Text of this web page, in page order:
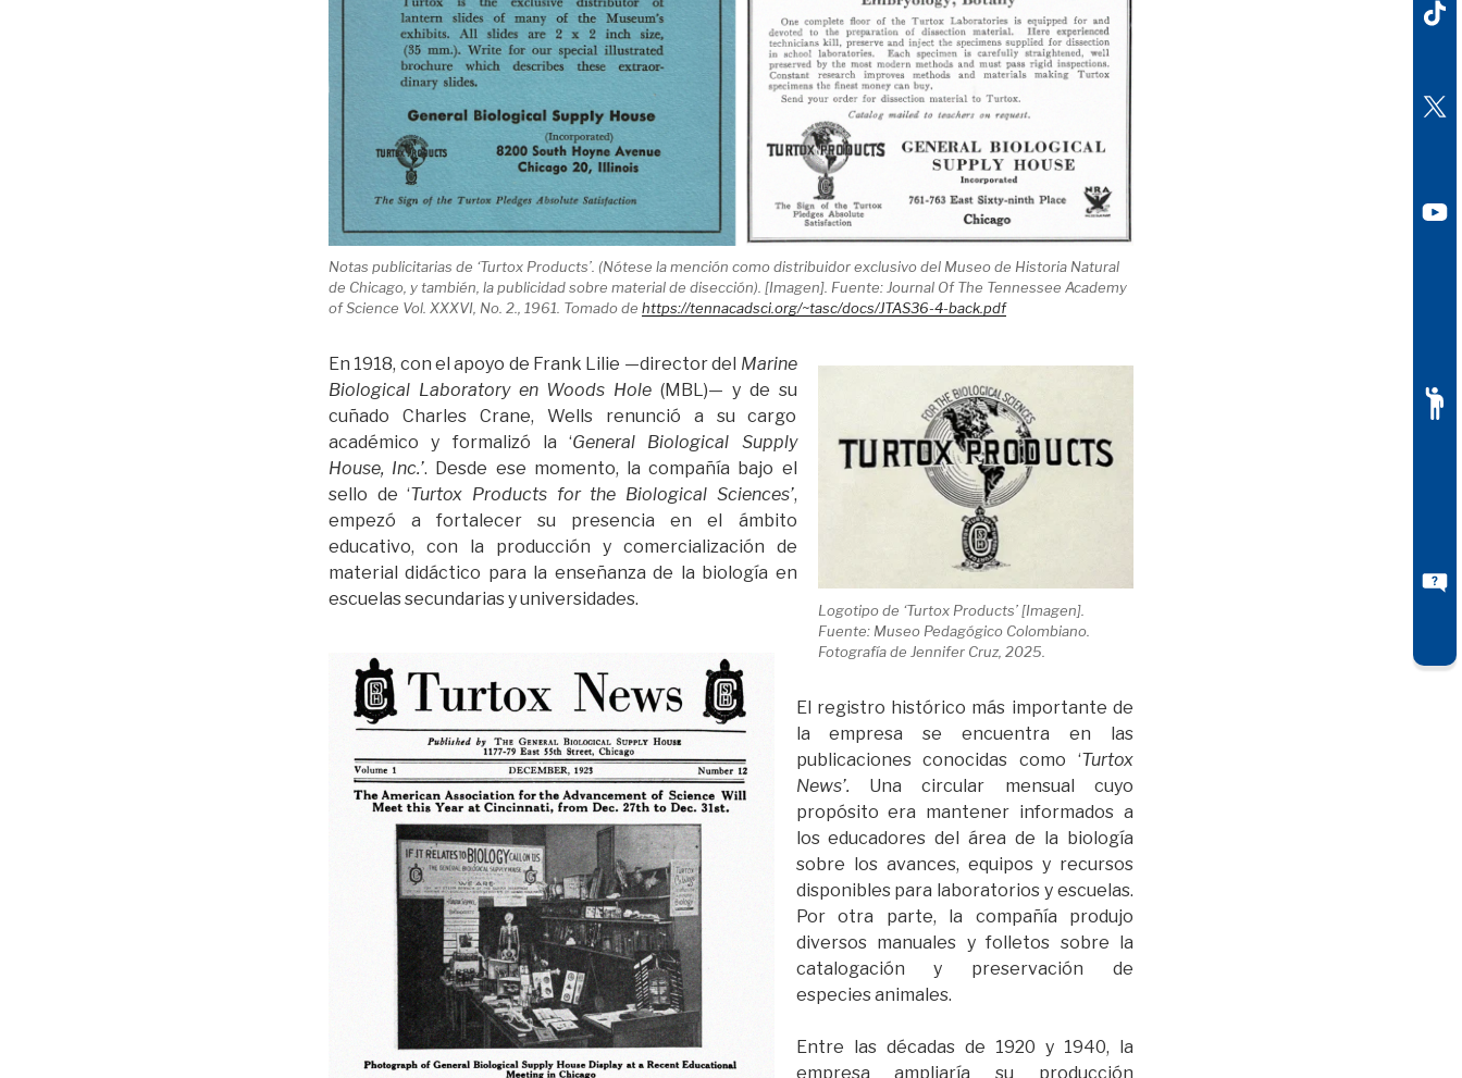
Notas publicitarias de ‘Turtox Products’. (Nótese la mención como distribuidor exclusivo del Museo de Historia Natural
de Chicago, y también, la publicidad sobre material de disección). [Imagen]. Fuente: Journal Of The Tennessee Academy
of Science Vol. XXXVI, No. 2., 1961. Tomado de https://tennacadsci.org/~tasc/docs/JTAS36-4-back.pdf
Logotipo de ‘Turtox Products’ [Imagen].
Fuente: Museo Pedagógico Colombiano.
Fotografía de Jennifer Cruz, 2025.
En 1918, con el apoyo de Frank Lilie —director del Marine
Biological Laboratory en Woods Hole(MBL)— y de su
cuñado Charles Crane, Wells renunció a su cargo
académico y formalizó la ‘General Biological Supply
House, Inc.’. Desde ese momento, la compañía bajo el
sello de ‘Turtox Products for the Biological Sciences’,
empezó a fortalecer su presencia en el ámbito
educativo, con la producción y comercialización de
material didáctico para la enseñanza de la biología en
escuelas secundarias y universidades.
El registro histórico más importante de
la empresa se encuentra en las
publicaciones conocidas como ‘Turtox
News’. Una circular mensual cuyo
propósito era mantener informados a
los educadores del área de la biología
sobre los avances, equipos y recursos
disponibles para laboratorios y escuelas.
Por otra parte, la compañía produjo
diversos manuales y folletos sobre la
catalogación y preservación de
especies animales.
Entre las décadas de 1920 y 1940, la
empresa ampliaría su producción